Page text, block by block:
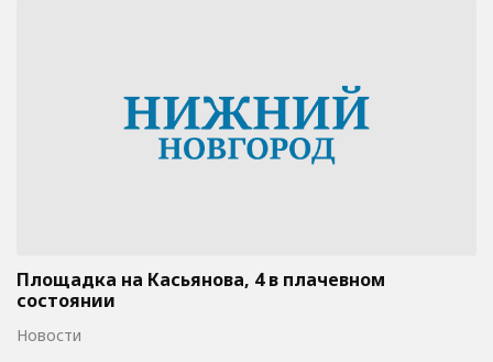
Площадка на Касьянова, 4 в плачевном
состоянии
Новости